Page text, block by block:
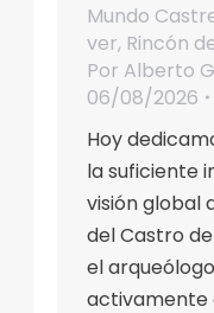
Mundo
ver, Rincón
Por Alberto
06/08/2026
Hoy
la suficiente
visión global
del Castro
el
activamente